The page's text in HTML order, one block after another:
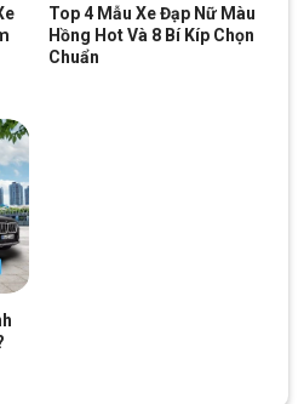
Shimano 105, 11×34
105 thuỷ lực, rôto Giant MPH
Shimano FC-RS510, 34/50
Top 4 Mẫu Xe Đạp Nữ Màu
Hồng Hot Và 8 Bí Kíp Chọn
Chuẩn